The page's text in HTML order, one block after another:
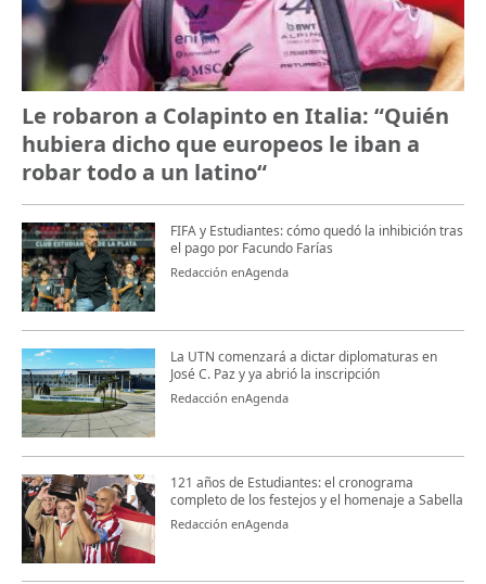
Le robaron a Colapinto en Italia: “Quién
hubiera dicho que europeos le iban a
robar todo a un latino“
FIFA y Estudiantes: cómo quedó la inhibición tras
el pago por Facundo Farías
Redacción enAgenda
La UTN comenzará a dictar diplomaturas en
José C. Paz y ya abrió la inscripción
Redacción enAgenda
121 años de Estudiantes: el cronograma
completo de los festejos y el homenaje a Sabella
Redacción enAgenda